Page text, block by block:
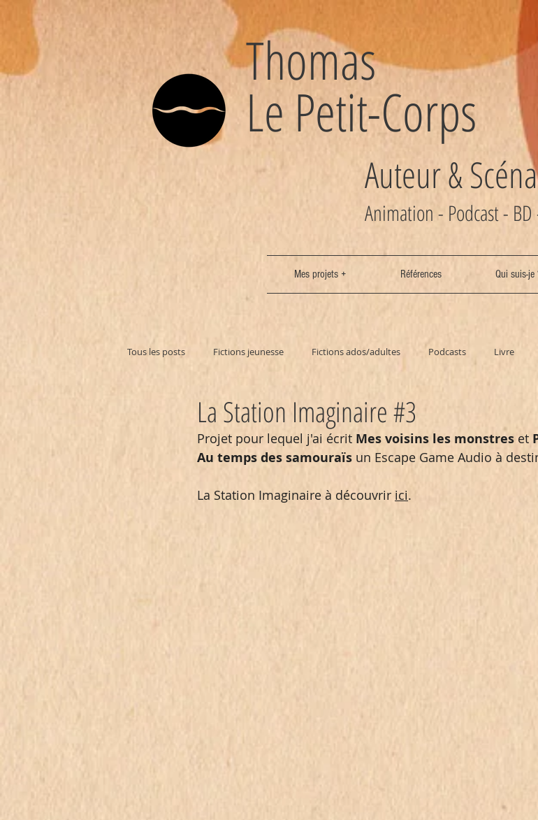
Thomas
Le Petit-Corps
Auteur &
Animation - Podcast -
Mes projets + Références Qui suis-je
Tous les posts Fictions jeunesse Fictions ados/adultes Podcasts Livre
La Station Imaginaire #3
Projet pour lequel j'ai écrit Mes voisins les monstres et
Au temps des samouraïs un Escape Game Audio à
La Station Imaginaire à découvrir ici.